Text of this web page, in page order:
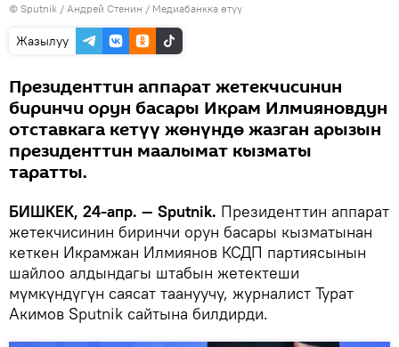
© Sputnik / Андрей Стенин / Медиабанкка өтүү
Жазылуу
Президенттин аппарат жетекчисинин
биринчи орун басары Икрам Илмияновдун
отставкага кетүү жөнүндө жазган арызын
президенттин маалымат кызматы
таратты.
БИШКЕК, 24-апр. — Sputnik. Президенттин аппарат
жетекчисинин биринчи орун басары кызматынан
кеткен Икрамжан Илмиянов КСДП партиясынын
шайлоо алдындагы штабын жетектеши
мүмкүндүгүн саясат таануучу, журналист Турат
Акимов Sputnik сайтына билдирди.